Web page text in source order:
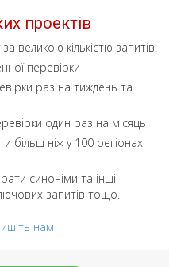
проектів
великою кількістю запитів:
перевірки
раз на тиждень та
один раз на місяць
більш ніж у 100 регіонах
синоніми та інші
запитів тощо.
нам